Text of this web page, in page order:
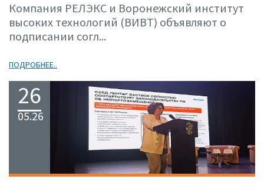
Компания РЕЛЭКС и Воронежский институт
высоких технологий (ВИВТ) объявляют о
подписании согл...
ПОДРОБНЕЕ..
26
05.26